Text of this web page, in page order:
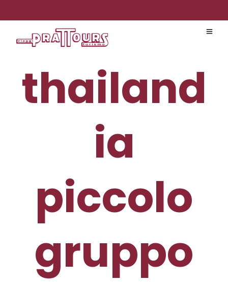
thailand
ia
piccolo
gruppo